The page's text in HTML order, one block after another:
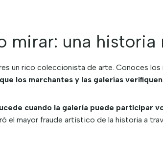
mirar: una
un rico coleccionista de arte. Conoces
los marchantes y las galerías
cuando la galería puede participar
el mayor fraude artístico de la historia a